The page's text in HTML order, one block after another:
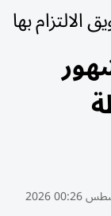
6 شهور